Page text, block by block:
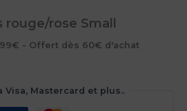
rouge/rose Small
- Offert dès 60€ d'achat
Visa, Mastercard et plus..